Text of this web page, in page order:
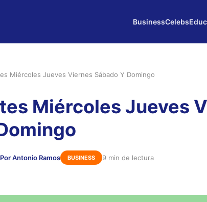
BusinessCelebs
Miércoles Jueves Viernes Sábado Y Domingo
Miércoles Jueves
Por Antonio Ramos BUSINESS 9 min de lectura